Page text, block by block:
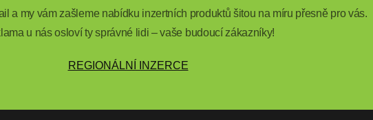
a my vám zašleme nabídku inzertních produktů šitou na míru přesně pro vás.
u nás osloví ty správné lidi – vaše budoucí zákazníky!
REGIONÁLNÍ INZERCE